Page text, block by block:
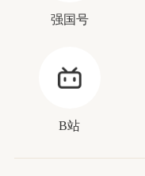
强国号
B站